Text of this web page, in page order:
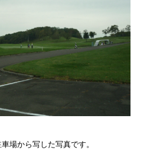
場から写した写真です。